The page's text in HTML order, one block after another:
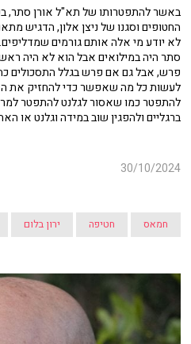
באשר להתפטרותו של תא"ל אורן סתר,
החטופים וסגנו של ניצן אלון, הדגיש
לא יודע מי אלה אותם גורמים
סתר היה במילואים אבל הוא לא היה
פרש, אבל גם אם פרש בגלל התסכולים
לעשות כל מה שאפשר כדי להחזיק את
להתפטר כמו שאסור לגלנט להתפטר
ברגליים ולהפגין שוב במידה וגלנט או
30/10/2024
חמאס חטיפה ירון בלום